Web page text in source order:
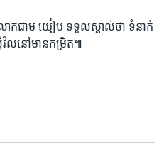
ោកជាម យៀប ទទួលស្គាល់ថា ទំនាក់
លនៅមានកម្រិត៕